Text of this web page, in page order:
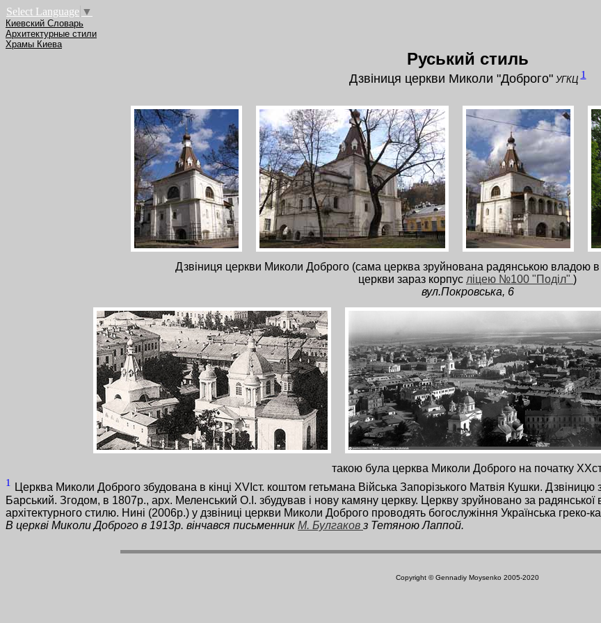
Select Language ▼
Киевский Словарь
Архитектурные стили
Храмы Киева
Руський стиль
Дзвіниця церкви Миколи "Доброго"УГКЦ 1
Дзвіниця церкви Миколи Доброго (сама церква зруйнована радянською владою в
церкви зараз корпус ліцею №100 "Поділ" )
вул.Покровська, 6
такою була церква Миколи Доброго на початку
1
Церква Миколи Доброго збудована в кінці ХVIст. коштом гетьмана Війська Запорізького Матвія Кушки.
Барський. Згодом, в 1807р., арх. Меленський О.І. збудував і нову камяну церкву. Церкву зруйновано за
архітектурного стилю. Нині (2006р.) у дзвіниці церкви Миколи Доброго проводять богослужіння Українська греко-
В церкві Миколи Доброго в 1913р. вінчався письменник М. Булгаков з Тетяною Лаппой.
Copyright © Gennadiy Moysenko 2005-2020